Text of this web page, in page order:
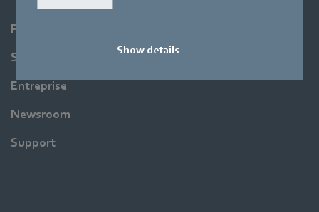
Show details
Produits
Secteurs
Entreprise
Newsroom
Support